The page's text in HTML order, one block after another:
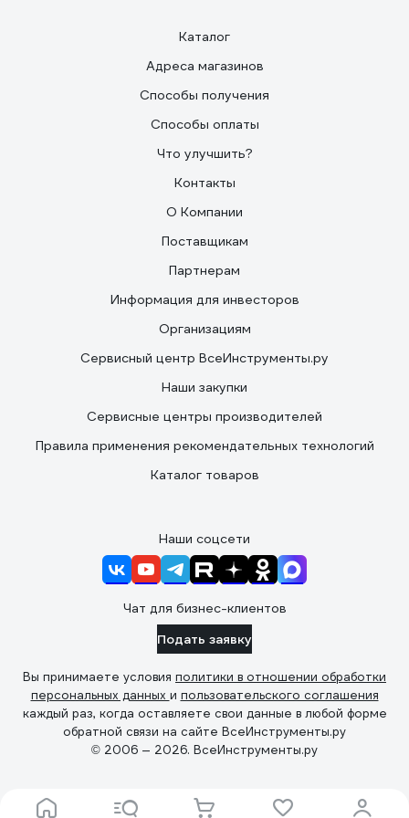
каким-то наполнителем, чем с воздухом.
Каталог
Адреса магазинов
Способы получения
Способы оплаты
Что улучшить?
Контакты
О Компании
Поставщикам
Партнерам
Информация для инвесторов
Организациям
Сервисный центр ВсеИнструменты.ру
Наши закупки
Сервисные центры производителей
Правила применения рекомендательных технологий
Каталог товаров
Наши соцсети
Чат для бизнес-клиентов
Подать заявку
Вы принимаете условия политики в отношении обработки
персональных данных и пользовательского соглашения
каждый раз, когда оставляете свои данные в любой форме
обратной связи на сайте ВсеИнструменты.ру
© 2006 — 2026. ВсеИнструменты.ру